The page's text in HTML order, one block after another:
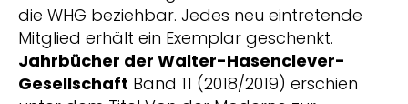
die WHG beziehbar. Jedes neu eintretende
Mitglied erhält ein Exemplar geschenkt.
Jahrbücher der Walter-Hasenclever-
Gesellschaft Band 11 (2018/2019) erschien